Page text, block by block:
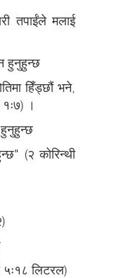
तपाईंले मलाई
हुनुहुन्छ
हिँड्छौं भने,
।
(२ कोरिन्थी
५ः१८ लिटरल)